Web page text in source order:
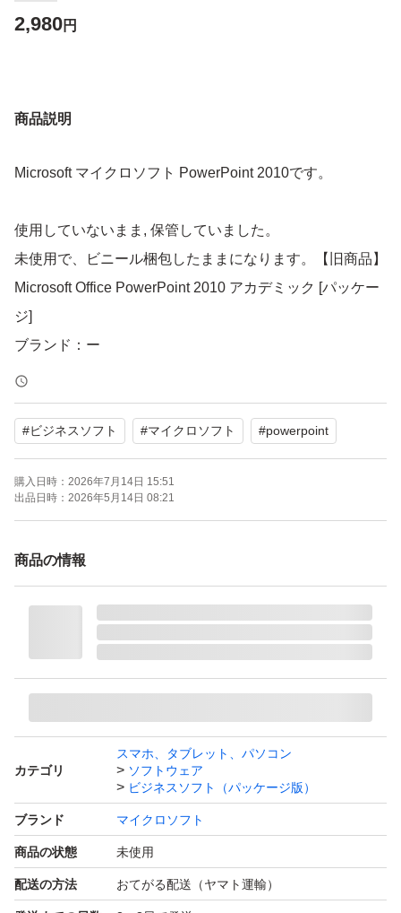
2,980円
商品説明
Microsoft マイクロソフト PowerPoint 2010です。
使用していないまま, 保管していました。
未使用で、ビニール梱包したままになります。【旧商品】
Microsoft Office PowerPoint 2010 アカデミック [パッケー
ジ]
ブランド：ー
#ビジネスソフト #マイクロソフト #powerpoint
購入日時： 2026年7月14日 15:51
出品日時： 2026年5月14日 08:21
商品の情報
カテゴリ
スマホ、タブレット、パソコン
ソフトウェア
ビジネスソフト（パッケージ版）
ブランド マイクロソフト
商品の状態 未使用
配送の方法 おてがる配送（ヤマト運輸）